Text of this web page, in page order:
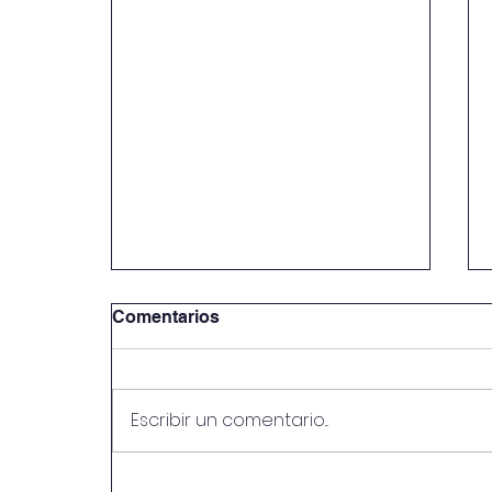
Comentarios
Escribir un comentario...